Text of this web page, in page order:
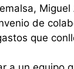
de
que